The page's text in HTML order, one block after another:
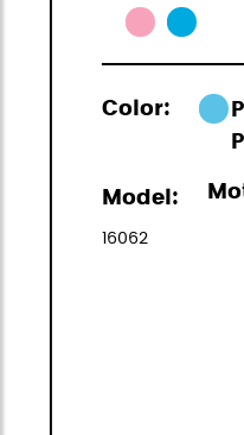
Color:
Model:
16062